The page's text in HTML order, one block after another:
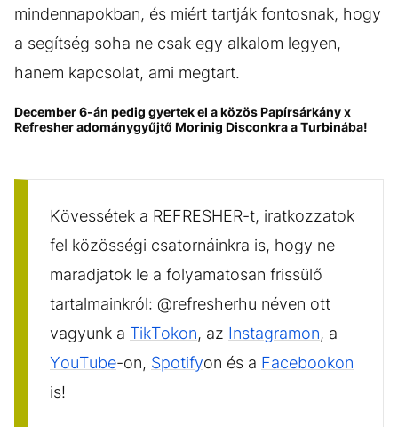
mindennapokban, és miért tartják fontosnak, hogy
a segítség soha ne csak egy alkalom legyen,
hanem kapcsolat, ami megtart.
December 6-án pedig gyertek el a közös Papírsárkány x
Refresher adománygyűjtő Morinig Disconkra a Turbinába!
Kövessétek a REFRESHER-t, iratkozzatok
fel közösségi csatornáinkra is, hogy ne
maradjatok le a folyamatosan frissülő
tartalmainkról: @refresherhu néven ott
vagyunk a TikTokon, az Instagramon, a
YouTube-on, Spotifyon és a Facebookon
is!